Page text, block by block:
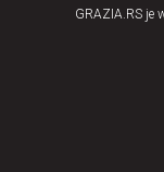
GRAZIA.RS je